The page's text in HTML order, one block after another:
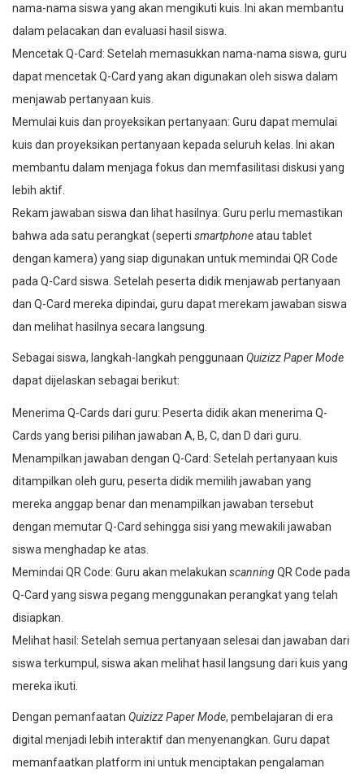
nama-nama siswa yang akan mengikuti kuis. Ini akan membantu
dalam pelacakan dan evaluasi hasil siswa.
Mencetak Q-Card: Setelah memasukkan nama-nama siswa, guru
dapat mencetak Q-Card yang akan digunakan oleh siswa dalam
menjawab pertanyaan kuis.
Memulai kuis dan proyeksikan pertanyaan: Guru dapat memulai
kuis dan proyeksikan pertanyaan kepada seluruh kelas. Ini akan
membantu dalam menjaga fokus dan memfasilitasi diskusi yang
lebih aktif.
Rekam jawaban siswa dan lihat hasilnya: Guru perlu memastikan
bahwa ada satu perangkat (seperti smartphoneatau tablet
dengan kamera) yang siap digunakan untuk memindai QR Code
pada Q-Card siswa. Setelah peserta didik menjawab pertanyaan
dan Q-Card mereka dipindai, guru dapat merekam jawaban siswa
dan melihat hasilnya secara langsung.
Sebagai siswa, langkah-langkah penggunaan Quizizz Paper Mode
dapat dijelaskan sebagai berikut:
Menerima Q-Cards dari guru: Peserta didik akan menerima Q-
Cards yang berisi pilihan jawaban A, B, C, dan D dari guru.
Menampilkan jawaban dengan Q-Card: Setelah pertanyaan kuis
ditampilkan oleh guru, peserta didik memilih jawaban yang
mereka anggap benar dan menampilkan jawaban tersebut
dengan memutar Q-Card sehingga sisi yang mewakili jawaban
siswa menghadap ke atas.
Memindai QR Code: Guru akan melakukan scanningQR Code pada
Q-Card yang siswa pegang menggunakan perangkat yang telah
disiapkan.
Melihat hasil: Setelah semua pertanyaan selesai dan jawaban dari
siswa terkumpul, siswa akan melihat hasil langsung dari kuis yang
mereka ikuti.
Dengan pemanfaatan Quizizz Paper Mode, pembelajaran di era
digital menjadi lebih interaktif dan menyenangkan. Guru dapat
memanfaatkan platform ini untuk menciptakan pengalaman